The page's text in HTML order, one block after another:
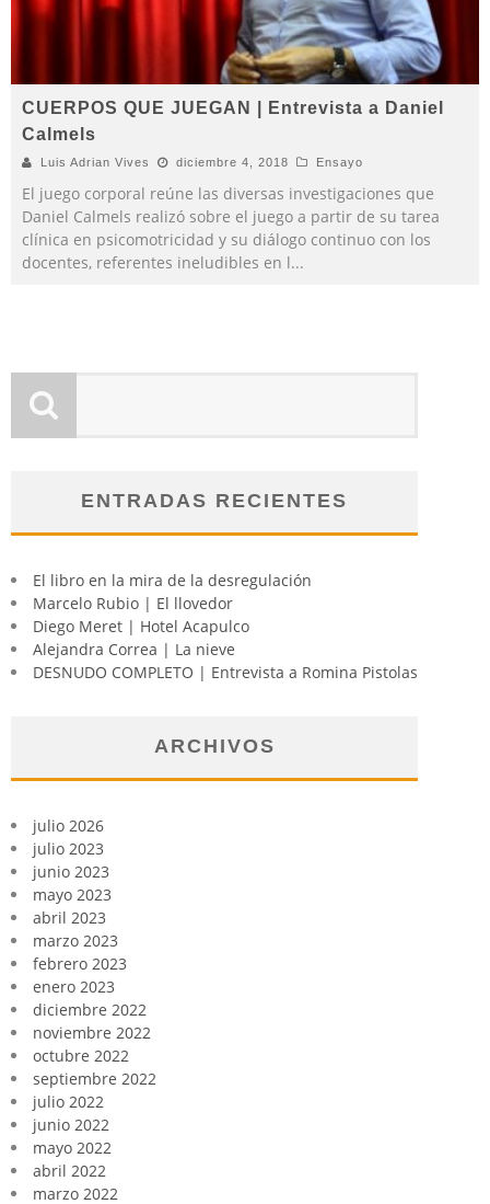
CUERPOS QUE JUEGAN | Entrevista a Daniel
Calmels
Luis Adrian Vives diciembre 4, 2018 Ensayo
El juego corporal reúne las diversas investigaciones que
Daniel Calmels realizó sobre el juego a partir de su tarea
clínica en psicomotricidad y su diálogo continuo con los
docentes, referentes ineludibles en l...
ENTRADAS RECIENTES
El libro en la mira de la desregulación
Marcelo Rubio | El llovedor
Diego Meret | Hotel Acapulco
Alejandra Correa | La nieve
DESNUDO COMPLETO | Entrevista a Romina Pistolas
ARCHIVOS
julio 2026
julio 2023
junio 2023
mayo 2023
abril 2023
marzo 2023
febrero 2023
enero 2023
diciembre 2022
noviembre 2022
octubre 2022
septiembre 2022
julio 2022
junio 2022
mayo 2022
abril 2022
marzo 2022